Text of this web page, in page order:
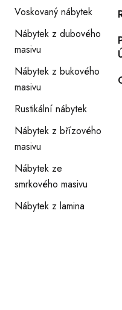
Voskovaný nábytek
Nábytek z dubového
masivu
Nábytek z bukového
masivu
Rustikální nábytek
Nábytek z břízového
masivu
Nábytek ze
smrkového masivu
Nábytek z lamina